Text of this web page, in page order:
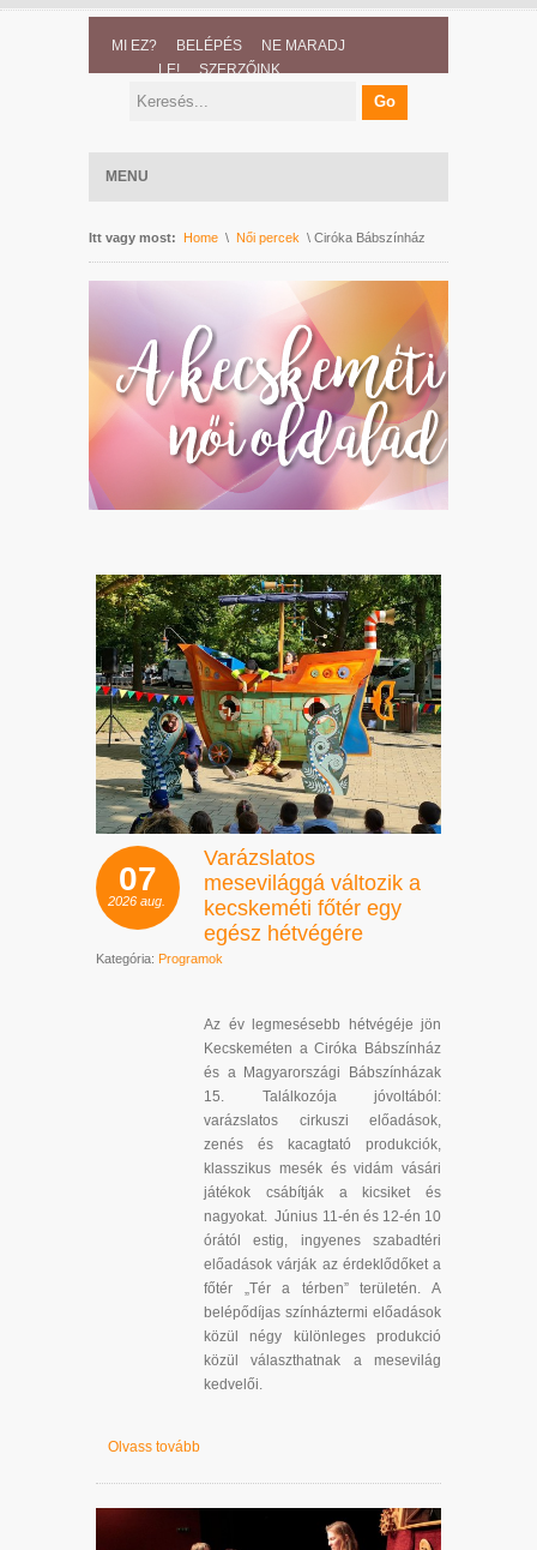
MI EZ? BELÉPÉS
NE MARADJ
LE!
SZERZŐINK
MENU
Itt vagy most: Home \ Női percek \ Ciróka Bábszínház
07
2026 aug.
Varázslatos
mesevilággá változik a
kecskeméti főtér egy
egész hétvégére
Kategória: Programok
Az év legmesésebb hétvégéje jön
Kecskeméten a Ciróka Bábszínház
és a Magyarországi Bábszínházak
15. Találkozója jóvoltából:
varázslatos cirkuszi előadások,
zenés és kacagtató produkciók,
klasszikus mesék és vidám vásári
játékok csábítják a kicsiket és
nagyokat. Június 11-én és 12-én 10
órától estig, ingyenes szabadtéri
előadások várják az érdeklődőket a
főtér „Tér a térben” területén. A
belépődíjas színháztermi előadások
közül négy különleges produkció
közül választhatnak a mesevilág
kedvelői.
Olvass tovább